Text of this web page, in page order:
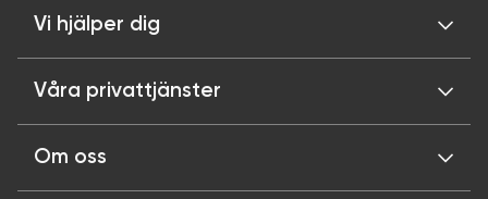
Vi hjälper dig
Våra privattjänster
Om oss